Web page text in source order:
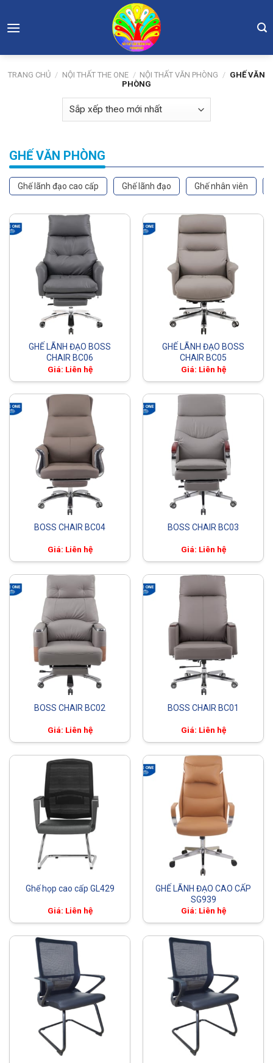
to
TRANG CHỦ / NỘI THẤT THE ONE / NỘI THẤT VĂN PHÒNG / GHẾ VĂN
PHÒNG
GHẾ VĂN PHÒNG
ghế lãnh đạo cao cấp ghế lãnh đạo ghế nhân viên
GHẾ LÃNH ĐẠO BOSS
CHAIR BC06
Giá: Liên hệ
GHẾ LÃNH ĐẠO BOSS
CHAIR BC05
Giá: Liên hệ
BOSS CHAIR BC04
Giá: Liên hệ
BOSS CHAIR BC03
Giá: Liên hệ
BOSS CHAIR BC02
Giá: Liên hệ
BOSS CHAIR BC01
Giá: Liên hệ
Ghế họp cao cấp GL429
Giá: Liên hệ
GHẾ LÃNH ĐẠO CAO CẤP
SG939
Giá: Liên hệ